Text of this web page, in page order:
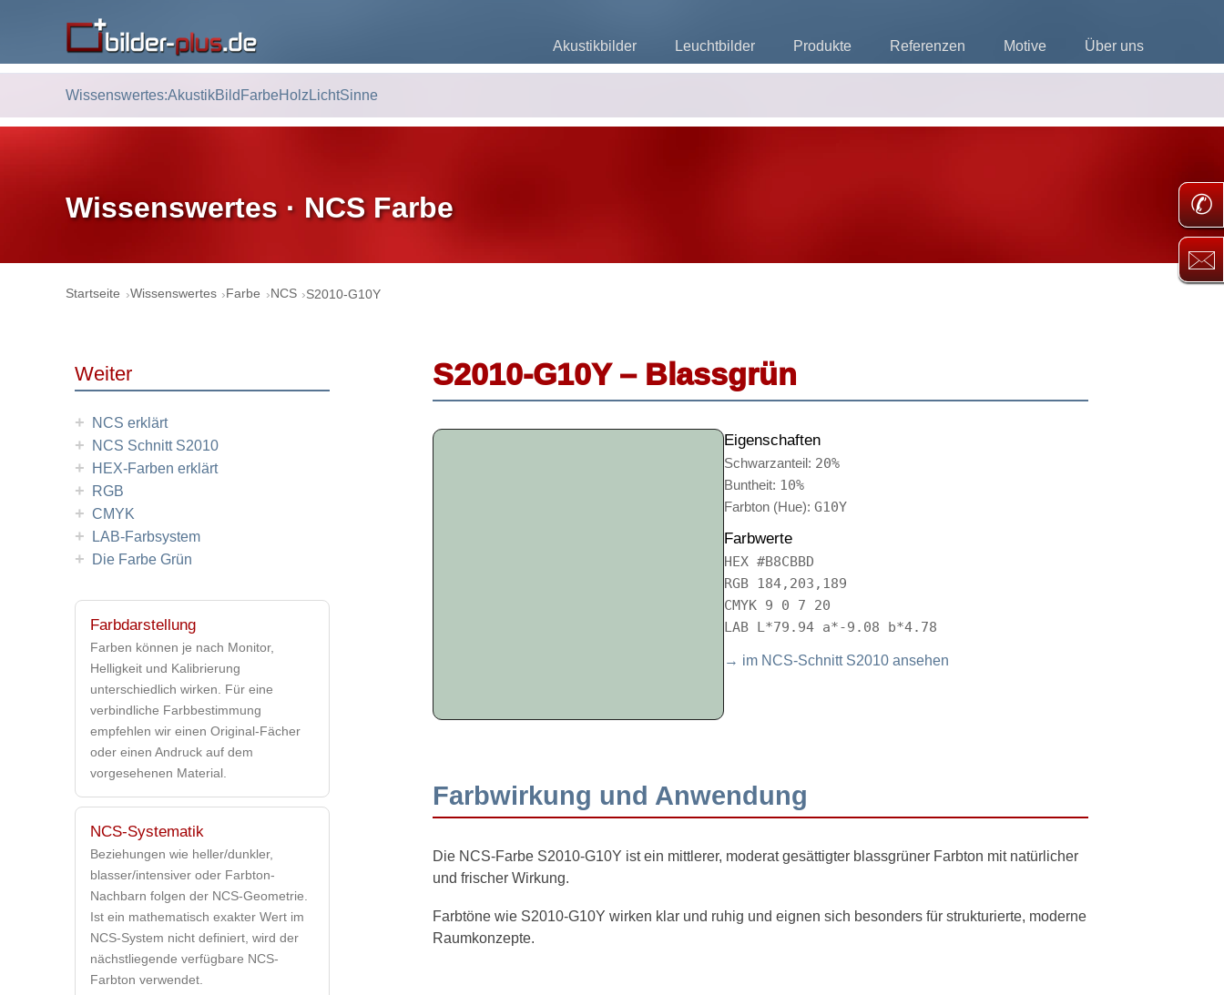
Akustikbilder Leuchtbilder Produkte Referenzen Motive Über uns
Wissenswertes:AkustikBild FarbeHolz LichtSinne
✆
🖂
Wissenswertes · NCS Farbe
Startseite Wissenswertes Farbe NCS S2010-G10Y
S2010-G10Y – Blassgrün
Eigenschaften
Schwarzanteil: 20%
Buntheit: 10%
Farbton (Hue):G10Y
Farbwerte
HEX #B8CBBD
RGB 184,203,189
CMYK 9 0 7 20
LAB L*79.94 a*-9.08 b*4.78
→ im NCS-Schnitt S2010 ansehen
Farbwirkung und Anwendung
Die NCS-Farbe S2010-G10Y ist ein mittlerer, moderat gesättigter blassgrüner Farbton mit natürlicher
und frischer Wirkung.
Farbtöne wie S2010-G10Y wirken klar und ruhig und eignen sich besonders für strukturierte, moderne
Raumkonzepte.
Weiter
+ NCS erklärt
+ NCS Schnitt S2010
+ HEX-Farben erklärt
+ RGB
+ CMYK
+ LAB-Farbsystem
+ Die Farbe Grün
Farbdarstellung
Farben können je nach Monitor,
Helligkeit und Kalibrierung
unterschiedlich wirken. Für eine
verbindliche Farbbestimmung
empfehlen wir einen Original-Fächer
oder einen Andruck auf dem
vorgesehenen Material.
NCS-Systematik
Beziehungen wie heller/dunkler,
blasser/intensiver oder Farbton-
Nachbarn folgen der NCS-Geometrie.
Ist ein mathematisch exakter Wert im
NCS-System nicht definiert, wird der
nächstliegende verfügbare NCS-
Farbton verwendet.